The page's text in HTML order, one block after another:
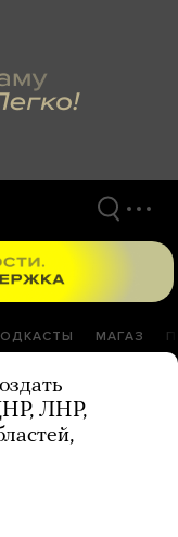
МАГАЗ
ЛНР,